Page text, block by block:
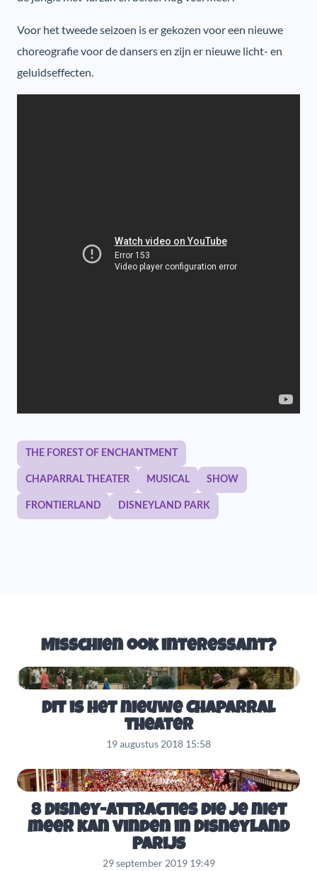
Voor het tweede seizoen is er gekozen voor een nieuwe
choreografie voor de dansers en zijn er nieuwe licht- en
geluidseffecten.
THE FOREST OF ENCHANTMENT
CHAPARRAL THEATER MUSICAL SHOW
FRONTIERLAND DISNEYLAND PARK
Misschien ook interessant?
Dit is het nieuwe Chaparral
theater
19 augustus 2018 15:58
8 Disney-attracties die je niet
meer kan vinden in Disneyland
Parijs
29 september 2019 19:49